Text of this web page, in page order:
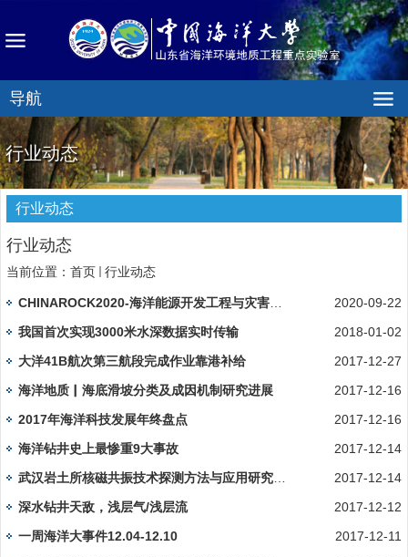
导航
行业动态
行业动态
行业动态
当前位置： 首页 行业动态
2020-09-22
我国首次实现3000米水深数据实时传输
2018-01-02
大洋41B航次第三航段完成作业靠港补给
2017-12-27
海洋地质▏海底滑坡分类及成因机制研究进展
2017-12-16
2017年海洋科技发展年终盘点
2017-12-16
海洋钻井史上最惨重9大事故
2017-12-14
2017-12-14
深水钻井天敌，浅层气/浅层流
2017-12-12
一周海洋大事件12.04-12.10
2017-12-11